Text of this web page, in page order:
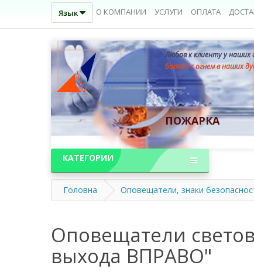
Язык О КОМПАНИИ УСЛУГИ ОПЛАТА
Любов к клиенту у наших
борьба с огнем в наших
ПОЖАРКА
КАТЕГОРИИ
Головна Оповещатели, знаки
Оповещатели
выхода ВПРАВО"